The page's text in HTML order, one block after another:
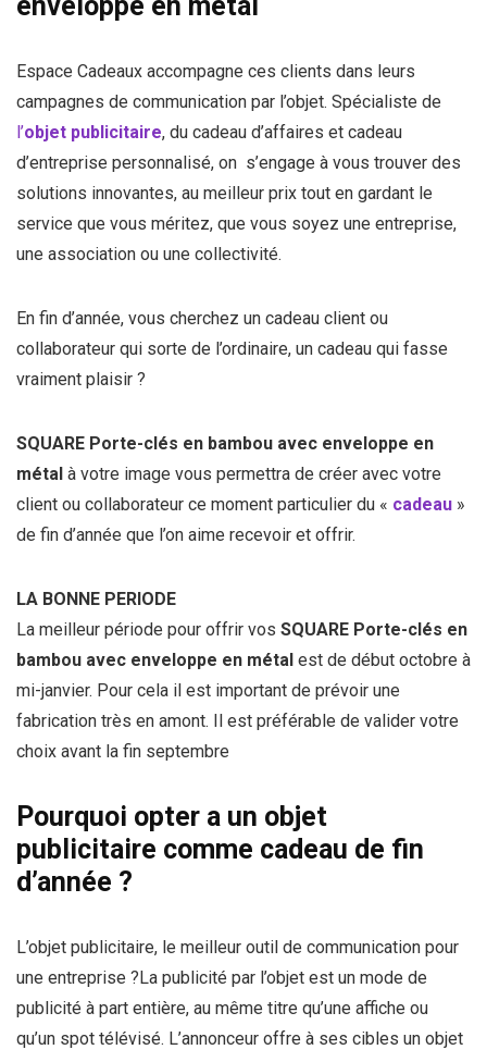
Espace Cadeaux accompagne ces clients dans leurs
campagnes de communication par l’objet. Spécialiste de
l’objet publicitaire, du cadeau d’affaires et cadeau
d’entreprise personnalisé, on s’engage à vous trouver des
solutions innovantes, au meilleur prix tout en gardant le
service que vous méritez, que vous soyez une entreprise,
une association ou une collectivité.
En fin d’année, vous cherchez un cadeau client ou
collaborateur qui sorte de l’ordinaire, un cadeau qui fasse
vraiment plaisir ?
SQUARE Porte-clés en bambou avec enveloppe en
métal à votre image vous permettra de créer avec votre
client ou collaborateur ce moment particulier du « cadeau »
de fin d’année que l’on aime recevoir et offrir.
LA BONNE PERIODE
La meilleur période pour offrir vos SQUARE Porte-clés en
bambou avec enveloppe en métal est de début octobre à
mi-janvier. Pour cela il est important de prévoir une
fabrication très en amont. Il est préférable de valider votre
choix avant la fin septembre
Pourquoi opter a un objet
publicitaire comme cadeau de fin
d’année ?
L’objet publicitaire, le meilleur outil de communication pour
une entreprise ?La publicité par l’objet est un mode de
publicité à part entière, au même titre qu’une affiche ou
qu’un spot télévisé. L’annonceur offre à ses cibles un objet